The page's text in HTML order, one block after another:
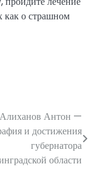
как о страшном
Алиханов Антон —
и достижения
губернатора
области